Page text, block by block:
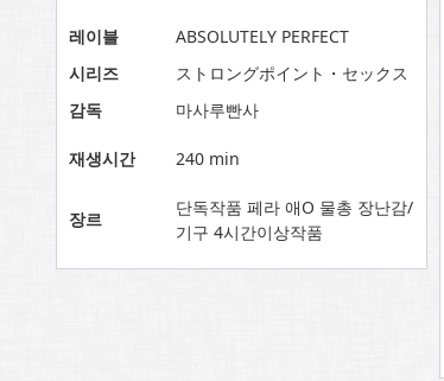
레이블
ABSOLUTELY PERFECT
시리즈
ストロングポイント・セックス
감독
마사루빤사
재생시간 240 min
장르
단독작품 페라 애O 물총 장난감/
기구 4시간이상작품